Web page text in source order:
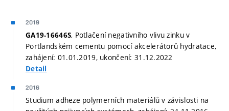
2019
GA19-16646S, Potlačení negativního vlivu zinku v
Portlandském cementu pomocí akcelerátorů hydratace,
zahájení: 01.01.2019, ukončení: 31.12.2022
Detail
2016
Studium adheze polymerních materiálů v závislosti na